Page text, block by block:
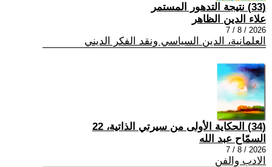
(33) نتيجة التدهور المستمر
علاء الدين الظاهر
2026 / 8 / 7
العلمانية، الدين السياسي ونقد الفكر الديني
(34) الحكاية الأولى من سيرتي الذاتية، 22
السمّاح عبد الله
2026 / 8 / 7
الادب والفن